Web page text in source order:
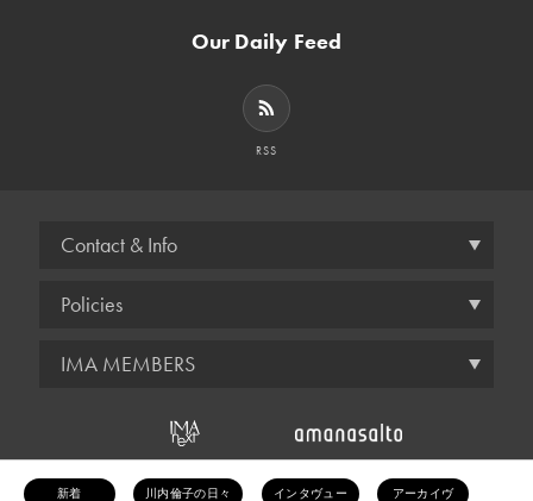
Our Daily Feed
RSS
Contact & Info
Policies
IMA MEMBERS
© amana inc.
新着 川内倫子の日々 インタヴュー アーカイヴ